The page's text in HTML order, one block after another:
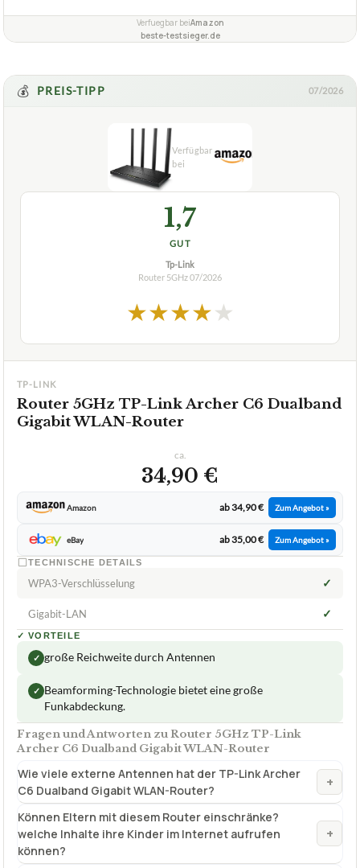
Verfuegbar beiAmazon
beste-testsieger.de
💰 PREIS-TIPP 07/2026
1,7
GUT
Tp-Link
Router 5GHz07/2026
★★★★★
TP-LINK
Router 5GHz TP-Link Archer C6 Dualband
Gigabit WLAN-Router
ca.
34,90 €
Amazon ab 34,90 € Zum Angebot »
eBay ab 35,00 € Zum Angebot »
TECHNISCHE DETAILS
WPA3-Verschlüsselung ✓
Gigabit-LAN ✓
✓ VORTEILE
✓ große Reichweite durch Antennen
✓ Beamforming-Technologie bietet eine große
Funkabdeckung.
Fragen und Antworten zu Router 5GHz TP-Link
Archer C6 Dualband Gigabit WLAN-Router
Wie viele externe Antennen hat der TP-Link Archer
C6 Dualband Gigabit WLAN-Router?
+
Können Eltern mit diesem Router einschränke?
welche Inhalte ihre Kinder im Internet aufrufen
können?
+